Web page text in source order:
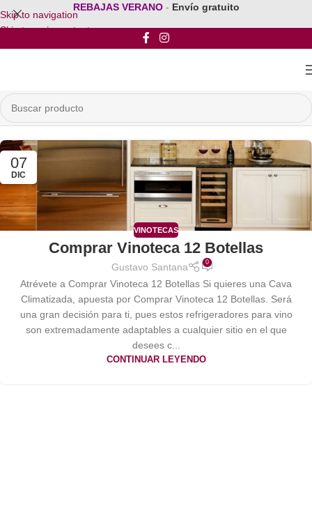
Skip to navigation
Skip to main content
REBAJAS VERANO - Envío gratuito
07
DIC
VINOTECAS
Comprar Vinoteca 12 Botellas
Gustavo Santana 0
Atrévete a Comprar Vinoteca 12 Botellas Si quieres una Cava
Climatizada, apuesta por Comprar Vinoteca 12 Botellas. Será
una gran decisión para ti, pues estos refrigeradores para vino
son extremadamente adaptables a cualquier sitio en el que
desees c...
CONTINUAR LEYENDO